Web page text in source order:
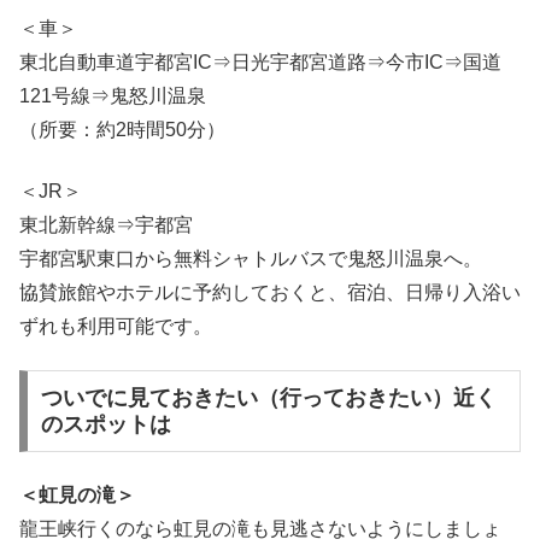
＜車＞
東北自動車道宇都宮IC⇒日光宇都宮道路⇒今市IC⇒国道
121号線⇒鬼怒川温泉
（所要：約2時間50分）
＜JR＞
東北新幹線⇒宇都宮
宇都宮駅東口から無料シャトルバスで鬼怒川温泉へ。
協賛旅館やホテルに予約しておくと、宿泊、日帰り入浴い
ずれも利用可能です。
ついでに見ておきたい（行っておきたい）近く
のスポットは
＜虹見の滝＞
龍王峡行くのなら虹見の滝も見逃さないようにしましょ